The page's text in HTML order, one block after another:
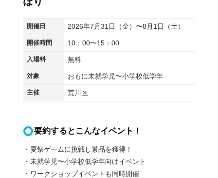
開催日 2026年7月31日（金）〜8月1日（土）
開催時間 10：00〜15：00
入場料 無料
対象 おもに未就学児〜小学校低学年
主催 荒川区
要約するとこんなイベント！
・夏祭ゲームに挑戦し景品を獲得！
・未就学児〜小学校低学年向けイベント
・ワークショップイベントも同時開催